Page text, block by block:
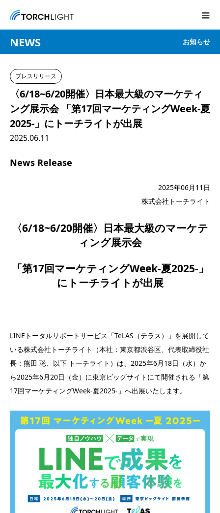
NEWS お知らせ
プレスリリース
〈6/18~6/20開催〉日本最大級のマーケティ
ング展示会 「第17回マーケティングWeek-夏
2025-」にトーチライトが出展
2025.06.11
News Release
2025年06月11日
株式会社トーチライト
〈6/18~6/20開催〉日本最大級のマーケテ
ィング展示会
「第17回マーケティングWeek-夏2025-」
にトーチライトが出展
LINEトータルサポートサービス「TeLAS（テラス）」を展開して
いる株式会社トーチライト（本社：東京都渋谷区、代表取締役社
長：熊田 聡、以下 トーチライト）は、2025年6月18日（水）か
ら2025年6月20日（金）に東京ビッグサイトにて開催される「第
17回マーケティングWeek-夏2025-」へ出展いたします。